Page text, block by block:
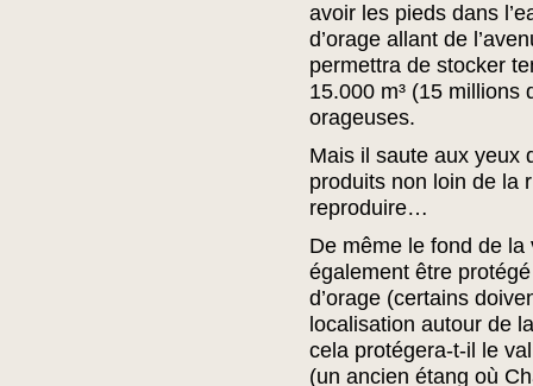
avoir les pieds dans
d’orage allant de
permettra de stocker
15.000 m³ (15 millions
orageuses.
Mais il saute aux yeux
produits non loin de la
reproduire…
De même le fond de
également être
d’orage (certains
localisation autour de
cela protégera-t-il le
(un ancien étang où